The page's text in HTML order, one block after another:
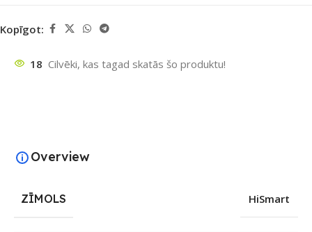
Kopīgot:
18 Cilvēki, kas tagad skatās šo produktu!
Overview
ZĪMOLS HiSmart